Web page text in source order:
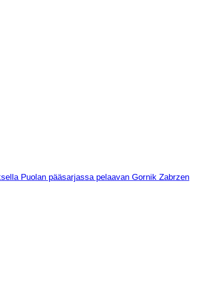
Puolan pääsarjassa pelaavan Gornik Zabrzen